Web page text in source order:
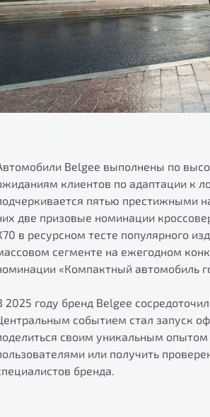
Belgee выполнены по
клиентов по адаптации к
пятью престижными
две призовые номинации
в ресурсном тесте популярного
сегменте на ежегодном
«Компактный автомобиль
2025 году бренд Belgee
событием стал запуск
своим уникальным
или получить
бренда.